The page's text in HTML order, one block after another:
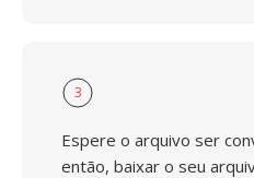
3
Espere o arquivo ser
então, baixar o seu